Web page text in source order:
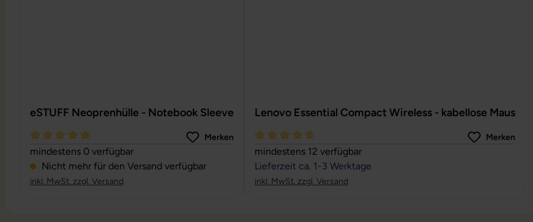
eSTUFF Neoprenhülle - Notebook Sleeve
Durchschnittliche Bewertung von 5 von 5 Sternen
Merken
mindestens 0 verfügbar
Nicht mehr für den Versand verfügbar
inkl. MwSt. zzgl. Versand
Lenovo Essential Compact Wireless - kabellose Maus
Durchschnittliche Bewertung von 4.81 von 5 Sternen
Merken
mindestens 12 verfügbar
Lieferzeit ca. 1-3 Werktage
inkl. MwSt. zzgl. Versand